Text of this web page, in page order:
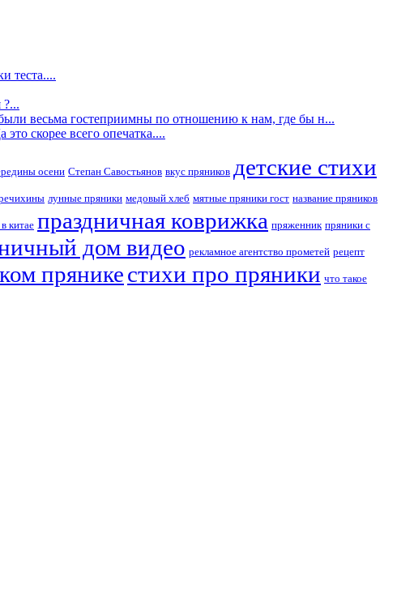
теста....
?...
весьма гостеприимны по отношению к нам, где бы н...
скорее всего опечатка....
осени Степан Савостьянов вкус пряников детские стихи
лунные пряники медовый хлеб мятные пряники гост название пряников
китае праздничная коврижка пряженник пряники с
дом видео рекламное агентство прометей рецепт
пряникестихи про пряники что такое